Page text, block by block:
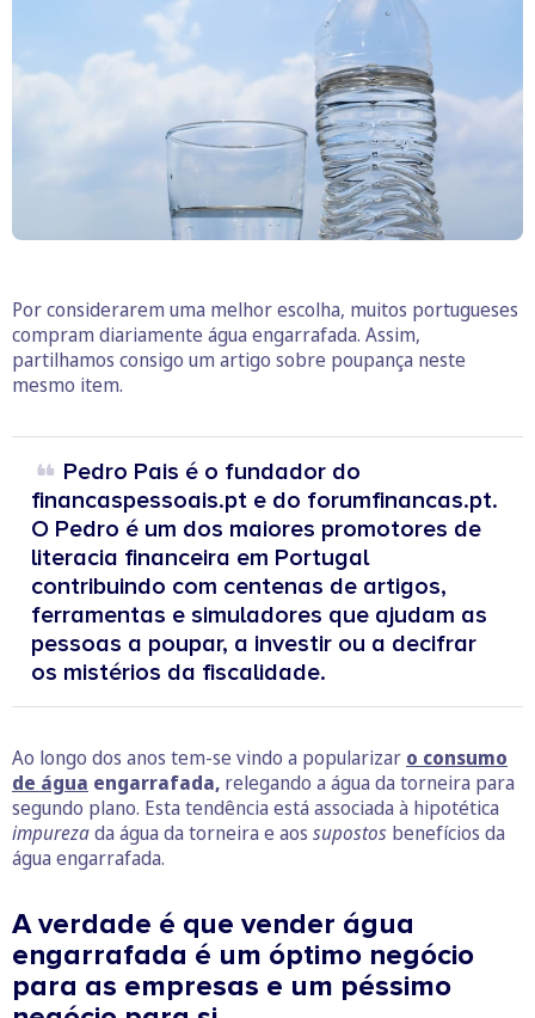
Por considerarem uma melhor escolha, muitos portugueses
compram diariamente água engarrafada. Assim,
partilhamos consigo um artigo sobre poupança neste
mesmo item.
Pedro Pais é o fundador do
financaspessoais.pt e do forumfinancas.pt.
O Pedro é um dos maiores promotores de
literacia financeira em Portugal
contribuindo com centenas de artigos,
ferramentas e simuladores que ajudam as
pessoas a poupar, a investir ou a decifrar
os mistérios da fiscalidade.
Ao longo dos anos tem-se vindo a popularizar o consumo
de água engarrafada, relegando a água da torneira para
segundo plano. Esta tendência está associada à hipotética
impurezada água da torneira e aos supostos benefícios da
água engarrafada.
A verdade é que vender água
engarrafada é um óptimo negócio
para as empresas e um péssimo